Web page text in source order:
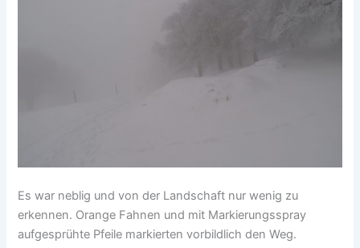
Es war neblig und von der Landschaft nur wenig zu
erkennen. Orange Fahnen und mit Markierungsspray
aufgesprühte Pfeile markierten vorbildlich den Weg.